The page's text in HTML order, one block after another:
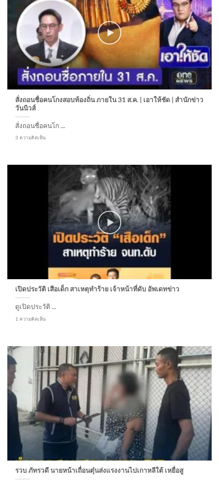
สั่งถอนชื่อคนโกงสอบท้องถิ่น ภายใน 31 ส.ค. | เอาให้ชัด | สำนักข่าว
วันนิวส์
สั่งถอนชื่อคนโก ...
3 ความคิดเห็น
เปิดประวัติ เสือเด็ก สาเหตุทำร้าย เจ้าหน้าที่ดับ อัพเดทข่าว
ดูเปิดประวัติ ...
1 ความคิดเห็น
รวบ ภัทรวดี นายหน้าเถื่อนตุ๋นส่งแรงงานไปเกาหลีใต้ เหยื่อสู